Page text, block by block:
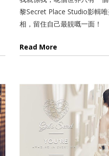
黎Secret Place Studio影輯
相，留住自己最靚嘅一面！
Read More